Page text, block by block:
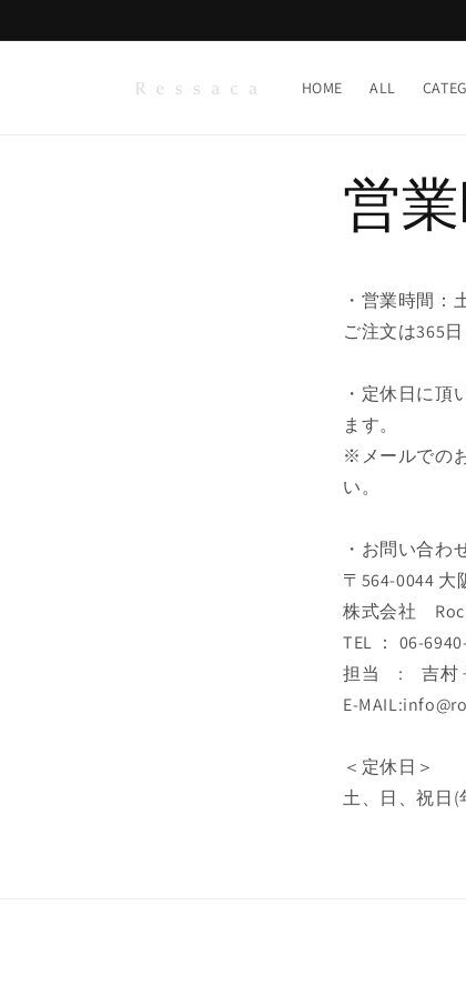
進む
HOME ALL
営
・営業時間：
ご注文は365
・定休日に頂
ます。
※メールでの
い。
・お問い合わ
〒564-0044
株式会社
TEL ： 06-
担当 : 吉村
E-
＜定休日＞
土、日、祝日(